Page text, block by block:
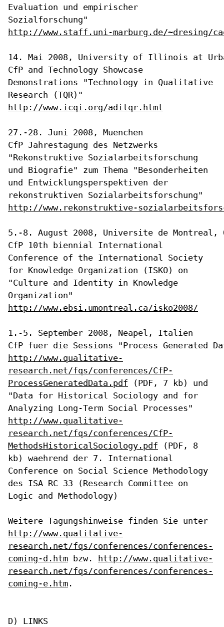
Evaluation und empirischer
Sozialforschung"
http://www.staff.uni-marburg.de/~dresing/
CfP and Technology Showcase
Demonstrations "Technology in Qualitative
Research (TQR)"
http://www.icqi.org/aditqr.html
CfP Jahrestagung des Netzwerks
"Rekonstruktive Sozialarbeitsforschung
und Biografie" zum Thema "Besonderheiten
und Entwicklungsperspektiven der
rekonstruktiven Sozialarbeitsforschung"
http://www.rekonstruktive-
CfP 10th biennial International
Conference of the International Society
for Knowledge Organization (ISKO) on
"Culture and Identity in Knowledge
Organization"
http://www.ebsi.umontreal.ca/isko2008/
1.-5. September 2008, Neapel, Italien
http://www.qualitative-
research.net/fqs/conferences/CfP-
ProcessGeneratedData.pdf
(PDF, 7 kb) und
"Data for Historical Sociology and for
Analyzing Long-Term Social Processes"
http://www.qualitative-
research.net/fqs/conferences/CfP-
MethodsHistoricalSociology.pdf
(PDF, 8
kb) waehrend der 7. International
Conference on Social Science Methodology
des ISA RC 33 (Research Committee on
Logic and Methodology)
Weitere Tagungshinweise finden Sie unter
http://www.qualitative-
research.net/fqs/conferences/conferences-
coming-d.htm bzw. http://www.qualitative-
research.net/fqs/conferences/conferences-
coming-e.htm .
D) LINKS